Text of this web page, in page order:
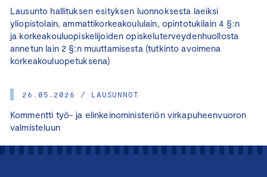
Lausunto hallituksen esityksen luonnoksesta laeiksi
yliopistolain, ammattikorkeakoululain, opintotukilain 4 §:n
ja korkeakouluopiskelijoiden opiskeluterveydenhuollosta
annetun lain 2 §:n muuttamisesta (tutkinto avoimena
korkeakouluopetuksena)
26.05.2026 / LAUSUNNOT
Kommentti työ- ja elinkeinoministeriön virkapuheenvuoron
valmisteluun